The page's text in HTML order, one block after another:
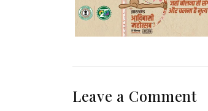
Leave a Comment